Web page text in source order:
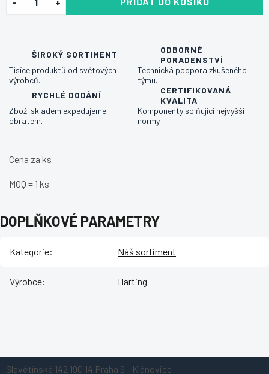
ŠIROKÝ SORTIMENT
Tisíce produktů od světových
výrobců.
ODBORNÉ
PORADENSTVÍ
Technická podpora zkušeného
týmu.
RYCHLÉ DODÁNÍ
Zboží skladem expedujeme
obratem.
CERTIFIKOVANÁ
KVALITA
Komponenty splňující nejvyšší
normy.
Cena za ks
MOQ = 1 ks
DOPLŇKOVÉ PARAMETRY
Kategorie: Náš sortiment
Výrobce: Harting
Slavětínská 142 190 14 Praha 9 - Klánovice